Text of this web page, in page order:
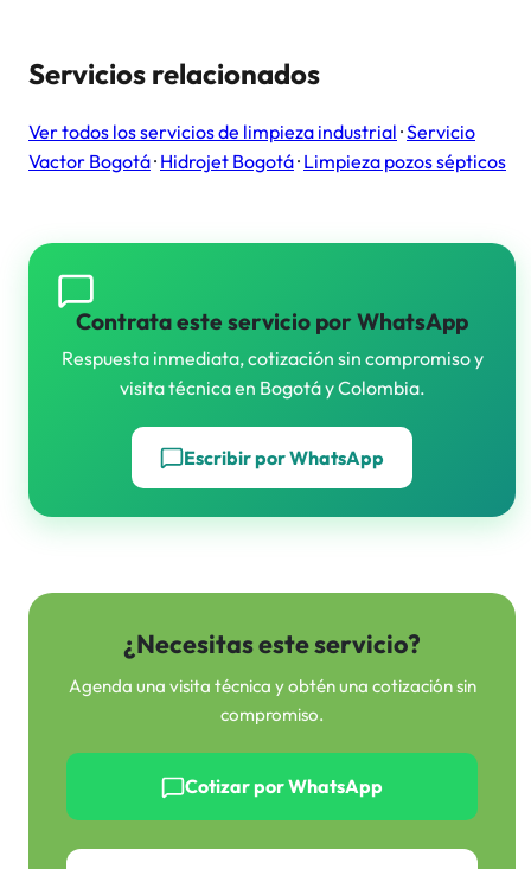
Servicios relacionados
Ver todos los servicios de limpieza industrial ·Servicio
Vactor Bogotá· Hidrojet Bogotá· Limpieza pozos sépticos
Contrata este servicio por WhatsApp
Respuesta inmediata, cotización sin compromiso y
visita técnica en Bogotá y Colombia.
Escribir por WhatsApp
¿Necesitas este servicio?
Agenda una visita técnica y obtén una cotización sin
compromiso.
Cotizar por WhatsApp